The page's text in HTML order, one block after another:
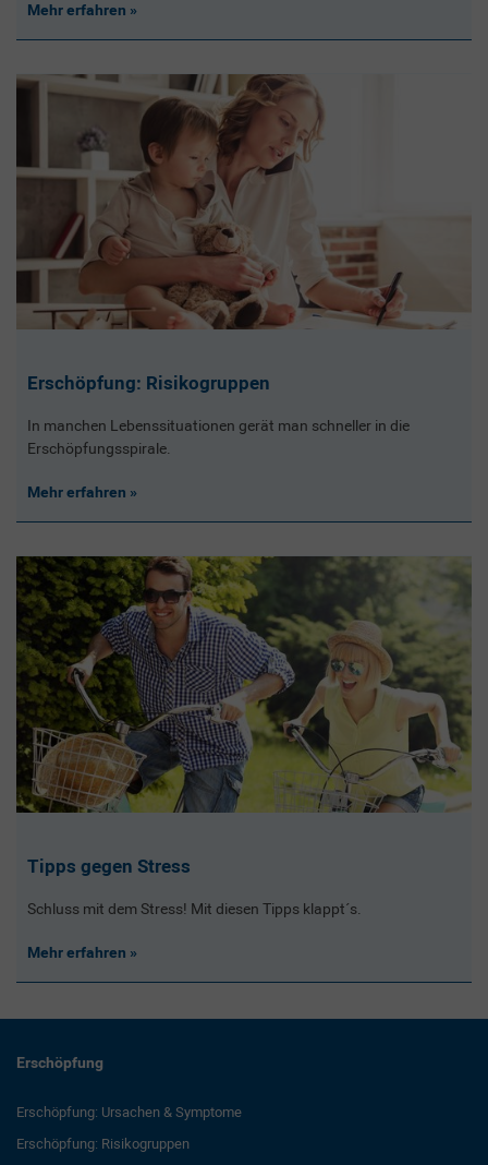
Mehr erfahren
Erschöpfung: Risikogruppen
In manchen Lebenssituationen gerät man schneller in die
Erschöpfungsspirale.
Mehr erfahren
Tipps gegen Stress
Schluss mit dem Stress! Mit diesen Tipps klappt´s.
Mehr erfahren
Erschöpfung
Erschöpfung: Ursachen & Symptome
Erschöpfung: Risikogruppen